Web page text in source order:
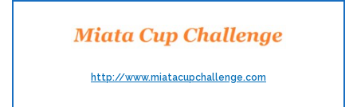
http://www.miatacupchallenge.com